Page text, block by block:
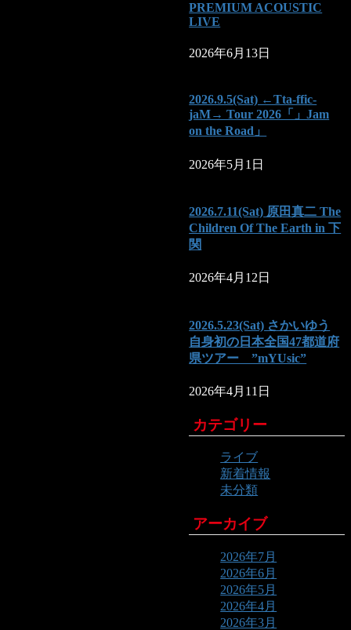
PREMIUM ACOUSTIC
LIVE
2026年6月13日
2026.9.5(Sat) ←Tta-ffic-
jaM→ Tour 2026「」Jam
on the Road」
2026年5月1日
2026.7.11(Sat) 原田真二 The
Children Of The Earth in 下
関
2026年4月12日
2026.5.23(Sat) さかいゆう
自身初の日本全国47都道府
県ツアー ”mYUsic”
2026年4月11日
カテゴリー
ライブ
新着情報
未分類
アーカイブ
2026年7月
2026年6月
2026年5月
2026年4月
2026年3月